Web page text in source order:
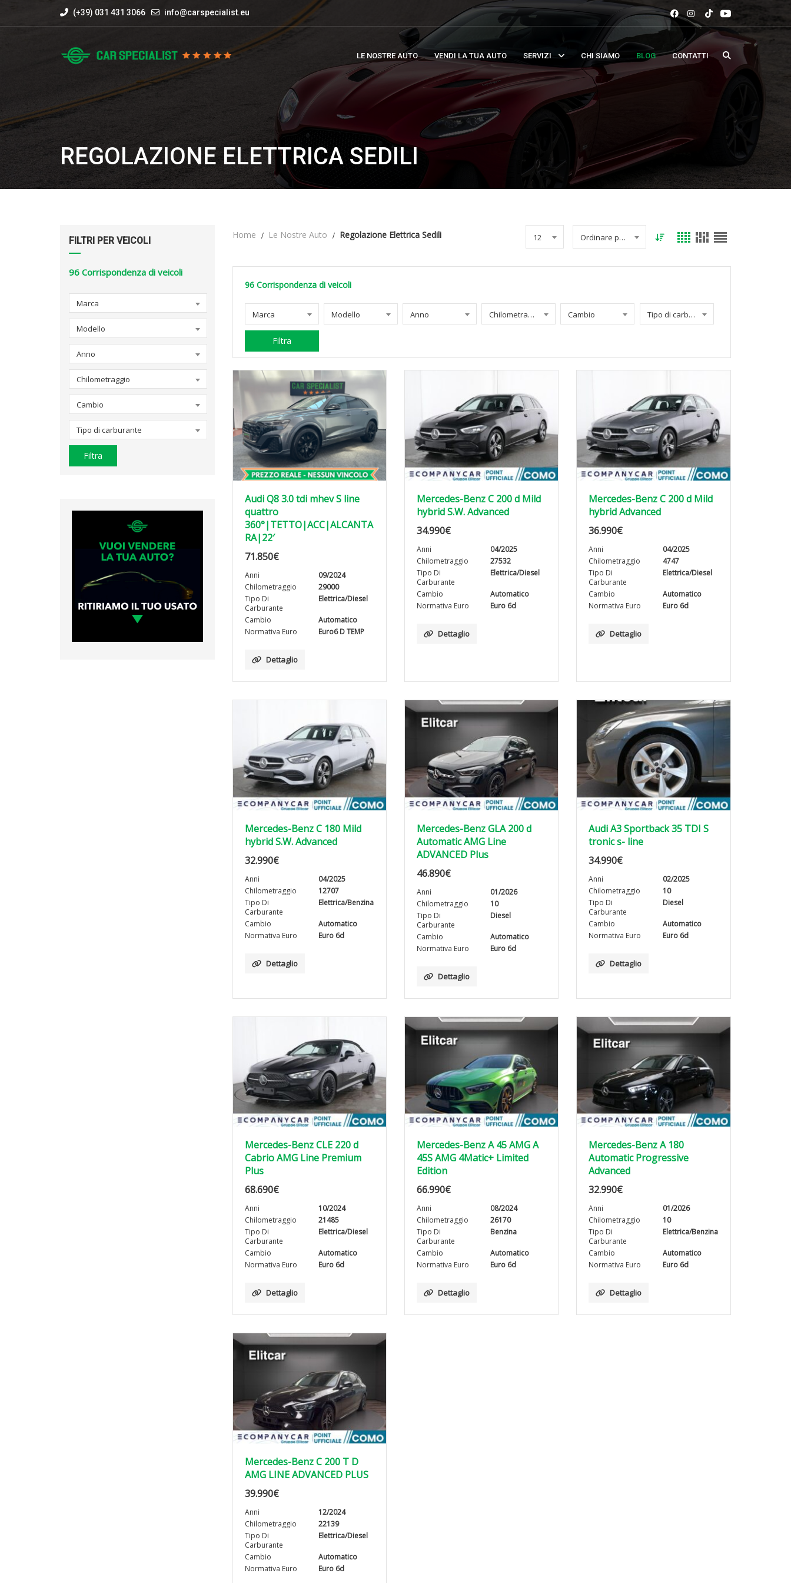
(+39) 031 431 3066 info@carspecialist.eu
LE NOSTRE AUTO VENDI LA TUA AUTO SERVIZI CHI SIAMO BLOG CONTATTI
REGOLAZIONE ELETTRICA SEDILI
FILTRI PER VEICOLI
96 Corrispondenza di veicoli
Marca
Modello
Anno
Chilometraggio
Cambio
Tipo di carburante
Filtra
Home Le Nostre Auto Regolazione Elettrica Sedili 12 Ordinare per data
96 Corrispondenza di veicoli
Marca Modello Anno Chilometraggio Cambio Tipo di carburante
Filtra
Audi Q8 3.0 tdi mhev S line
quattro
360°|TETTO|ACC|ALCANTA
RA|22′
71.850€
Anni
09/2024
Chilometraggio
29000
Tipo Di
Carburante
Elettrica/Diesel
Cambio
Automatico
Normativa Euro
Euro6 D TEMP
Dettaglio
Mercedes-Benz C 200 d Mild
hybrid S.W. Advanced
34.990€
Anni
04/2025
Chilometraggio
27532
Tipo Di
Carburante
Elettrica/Diesel
Cambio
Automatico
Normativa Euro
Euro 6d
Dettaglio
Mercedes-Benz C 200 d Mild
hybrid Advanced
36.990€
Anni
04/2025
Chilometraggio
4747
Tipo Di
Carburante
Elettrica/Diesel
Cambio
Automatico
Normativa Euro
Euro 6d
Dettaglio
Mercedes-Benz C 180 Mild
hybrid S.W. Advanced
32.990€
Anni
04/2025
Chilometraggio
12707
Tipo Di
Carburante
Elettrica/Benzina
Cambio
Automatico
Normativa Euro
Euro 6d
Dettaglio
Mercedes-Benz GLA 200 d
Automatic AMG Line
ADVANCED Plus
46.890€
Anni
01/2026
Chilometraggio
10
Tipo Di
Carburante
Diesel
Cambio
Automatico
Normativa Euro
Euro 6d
Dettaglio
Audi A3 Sportback 35 TDI S
tronic s- line
34.990€
Anni
02/2025
Chilometraggio
10
Tipo Di
Carburante
Diesel
Cambio
Automatico
Normativa Euro
Euro 6d
Dettaglio
Mercedes-Benz CLE 220 d
Cabrio AMG Line Premium
Plus
68.690€
Anni
10/2024
Chilometraggio
21485
Tipo Di
Carburante
Elettrica/Diesel
Cambio
Automatico
Normativa Euro
Euro 6d
Dettaglio
Mercedes-Benz A 45 AMG A
45S AMG 4Matic+ Limited
Edition
66.990€
Anni
08/2024
Chilometraggio
26170
Tipo Di
Carburante
Benzina
Cambio
Automatico
Normativa Euro
Euro 6d
Dettaglio
Mercedes-Benz A 180
Automatic Progressive
Advanced
32.990€
Anni
01/2026
Chilometraggio
10
Tipo Di
Carburante
Elettrica/Benzina
Cambio
Automatico
Normativa Euro
Euro 6d
Dettaglio
Mercedes-Benz C 200 T D
AMG LINE ADVANCED PLUS
39.990€
Anni
12/2024
Chilometraggio
22139
Tipo Di
Carburante
Elettrica/Diesel
Cambio
Automatico
Normativa Euro
Euro 6d